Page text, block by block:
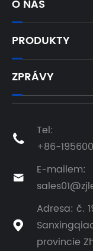
vodou
síť
O NÁS
PRODUKTY
ZPRÁVY

Tel:
+86-

E-mailem:

Adresa: č.
provincie